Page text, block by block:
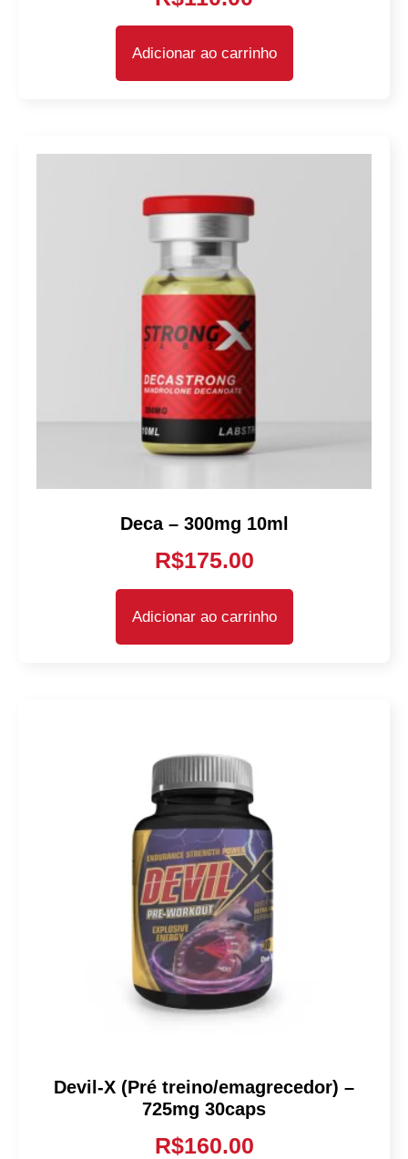
Adicionar ao carrinho
Deca – 300mg 10ml
R$175.00
Adicionar ao carrinho
Devil-X (Pré treino/emagrecedor) –
725mg 30caps
R$160.00